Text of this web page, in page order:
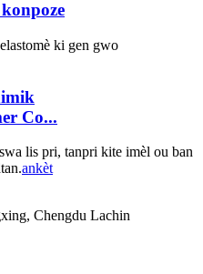
Co...
lis pri, tanpri kite imèl ou ban
ankèt
Chengdu Lachin